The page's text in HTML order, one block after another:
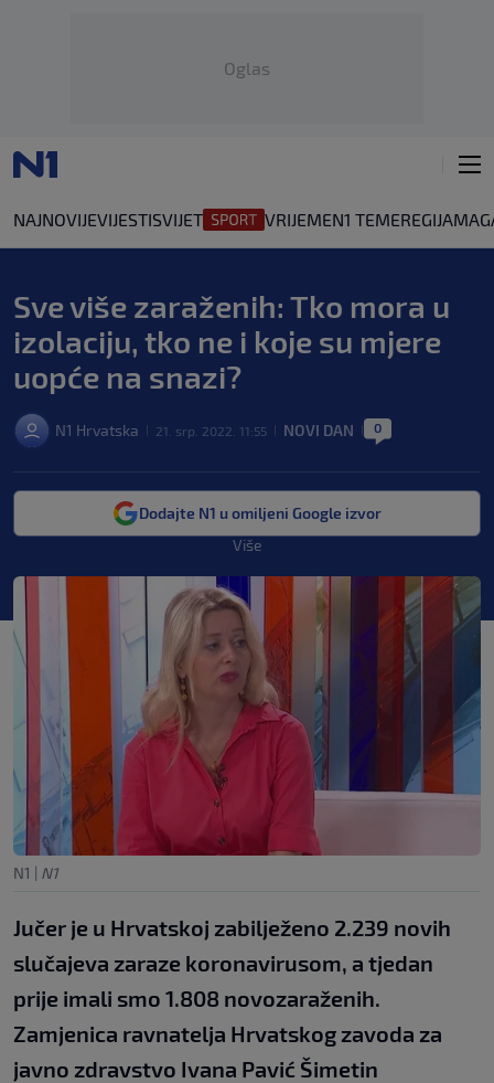
Oglas
NAJNOVIJEVIJESTISVIJET VRIJEMEN1 TEMEREGIJA
Sve više zaraženih: Tko mora u
izolaciju, tko ne i koje su mjere
uopće na snazi?
N1 Hrvatska 21. srp. 2022. 11:55 NOVI DAN 0
Dodajte N1 u omiljeni Google izvor
Više
N1 | N1
Jučer je u Hrvatskoj zabilježeno 2.239 novih
slučajeva zaraze koronavirusom, a tjedan
prije imali smo 1.808 novozaraženih.
Zamjenica ravnatelja Hrvatskog zavoda za
javno zdravstvo Ivana Pavić Šimetin